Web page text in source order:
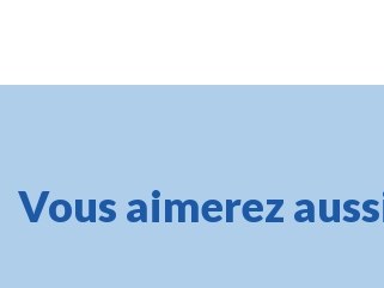
Vous aimerez